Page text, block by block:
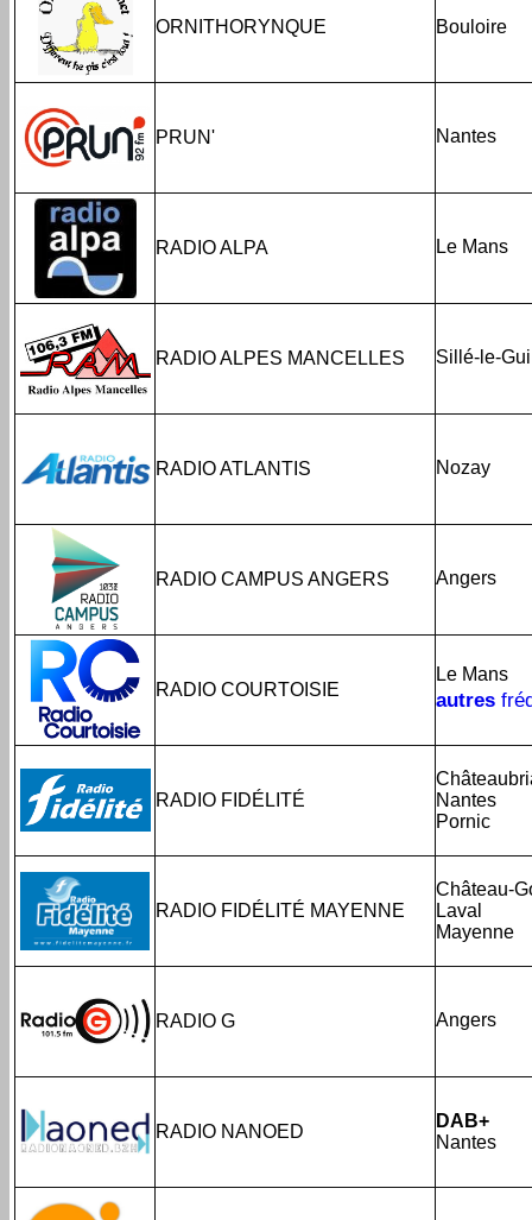
ORNITHORYNQUE Bouloire
PRUN' Nantes
RADIO ALPA Le Mans
RADIO ALPES MANCELLES Sillé-le-
RADIO ATLANTIS Nozay
RADIO CAMPUS ANGERS Angers
RADIO COURTOISIE
Le Mans
autres
RADIO FIDÉLITÉ
Nantes
Pornic
RADIO FIDÉLITÉ MAYENNE
Château-
Laval
Mayenne
RADIO G Angers
RADIO NANOED
DAB+
Nantes